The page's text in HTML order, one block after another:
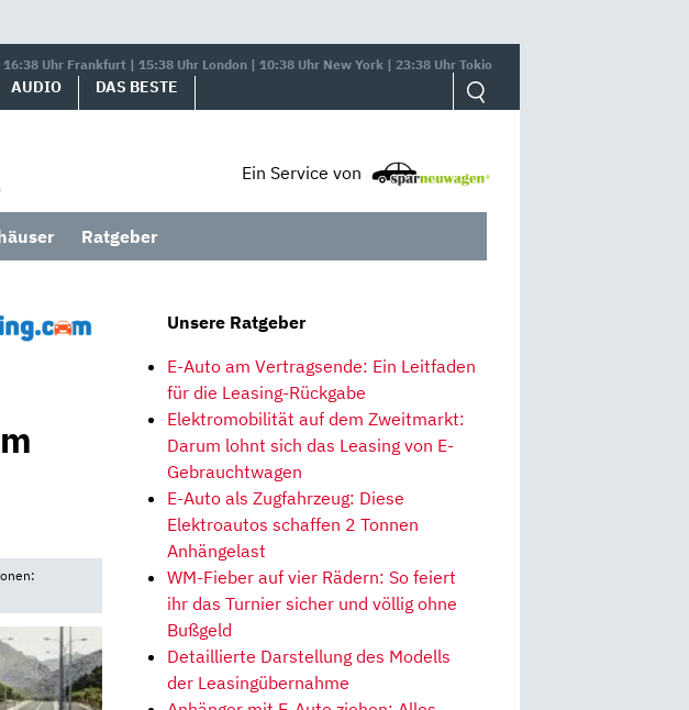
Uhr Frankfurt | 15:38 Uhr London | 10:38 Uhr New York | 23:38 Uhr Tokio
AUDIO DAS BESTE
Ein Service von
Ratgeber
Unsere Ratgeber
E-Auto am Vertragsende: Ein Leitfaden
für die Leasing-Rückgabe
Elektromobilität auf dem Zweitmarkt:
Darum lohnt sich das Leasing von E-
Gebrauchtwagen
E-Auto als Zugfahrzeug: Diese
Elektroautos schaffen 2 Tonnen
Anhängelast
WM-Fieber auf vier Rädern: So feiert
ihr das Turnier sicher und völlig ohne
Bußgeld
Detaillierte Darstellung des Modells
der Leasingübernahme